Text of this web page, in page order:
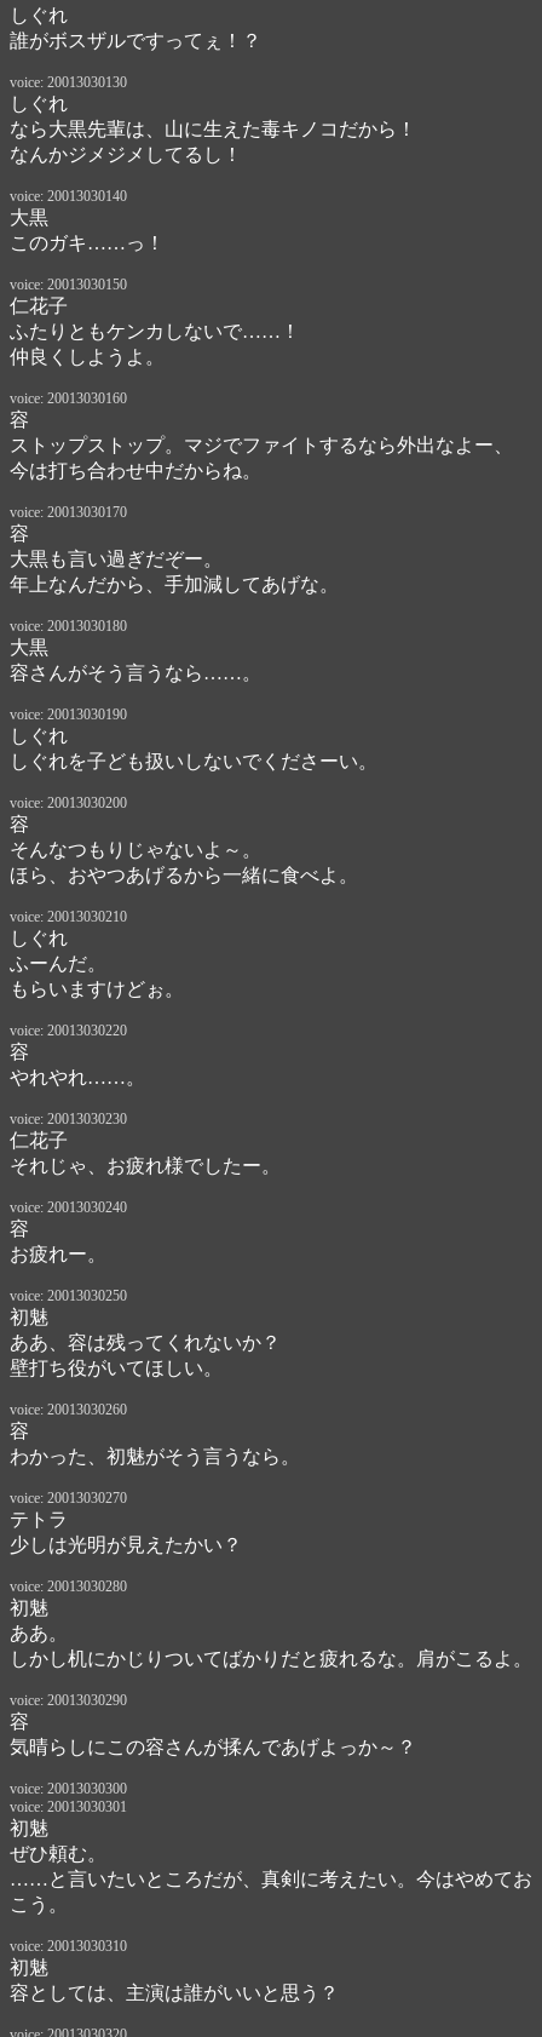
しぐれ
誰がボスザルですってぇ！？
voice: 20013030130
しぐれ
なら大黒先輩は、山に生えた毒キノコだから！
なんかジメジメしてるし！
voice: 20013030140
大黒
このガキ……っ！
voice: 20013030150
仁花子
ふたりともケンカしないで……！
仲良くしようよ。
voice: 20013030160
容
ストップストップ。マジでファイトするなら外出なよー、
今は打ち合わせ中だからね。
voice: 20013030170
容
大黒も言い過ぎだぞー。
年上なんだから、手加減してあげな。
voice: 20013030180
大黒
容さんがそう言うなら……。
voice: 20013030190
しぐれ
しぐれを子ども扱いしないでくださーい。
voice: 20013030200
容
そんなつもりじゃないよ～。
ほら、おやつあげるから一緒に食べよ。
voice: 20013030210
しぐれ
ふーんだ。
もらいますけどぉ。
voice: 20013030220
容
やれやれ……。
voice: 20013030230
仁花子
それじゃ、お疲れ様でしたー。
voice: 20013030240
容
お疲れー。
voice: 20013030250
初魅
ああ、容は残ってくれないか？
壁打ち役がいてほしい。
voice: 20013030260
容
わかった、初魅がそう言うなら。
voice: 20013030270
テトラ
少しは光明が見えたかい？
voice: 20013030280
初魅
ああ。
しかし机にかじりついてばかりだと疲れるな。肩がこるよ。
voice: 20013030290
容
気晴らしにこの容さんが揉んであげよっか～？
voice: 20013030300
voice: 20013030301
初魅
ぜひ頼む。
……と言いたいところだが、真剣に考えたい。今はやめてお
こう。
voice: 20013030310
初魅
容としては、主演は誰がいいと思う？